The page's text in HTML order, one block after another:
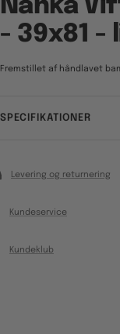
Nanka
- 39x81 -
Fremstillet af håndlavet
SPECIFIKATIONER
Levering og returnering
Kundeservice
Kundeklub